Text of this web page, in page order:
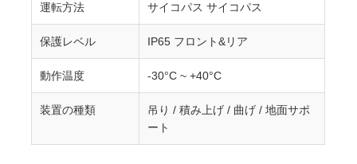
運転方法 サイコパス サイコパス
保護レベル IP65 フロント&リア
動作温度 -30°C ~ +40°C
装置の種類
吊り / 積み上げ / 曲げ / 地面サポ
ート